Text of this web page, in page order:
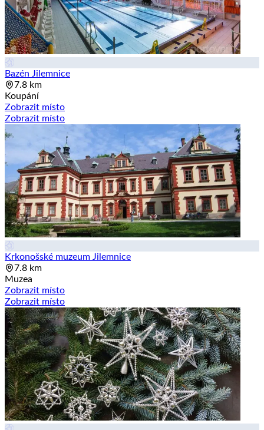
Bazén Jilemnice
7.8 km
Koupání
Zobrazit místo
Zobrazit místo
Krkonošské muzeum Jilemnice
7.8 km
Muzea
Zobrazit místo
Zobrazit místo